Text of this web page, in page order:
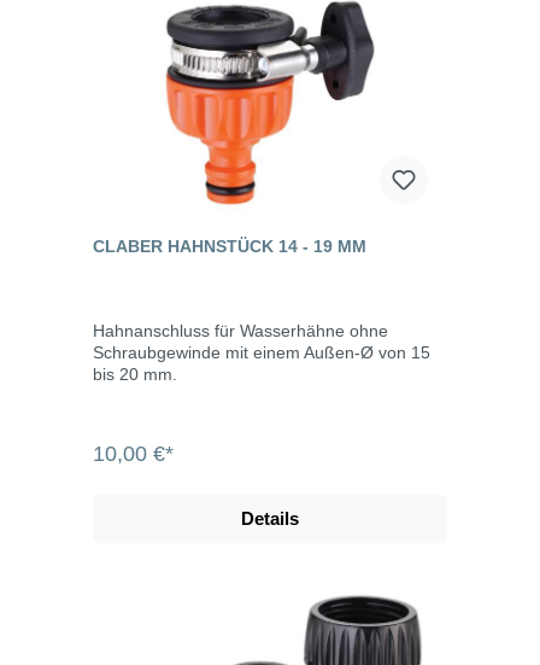
CLABER HAHNSTÜCK 14 - 19 MM
Hahnanschluss für Wasserhähne ohne
Schraubgewinde mit einem Außen-Ø von 15
bis 20 mm.
10,00 €*
Details